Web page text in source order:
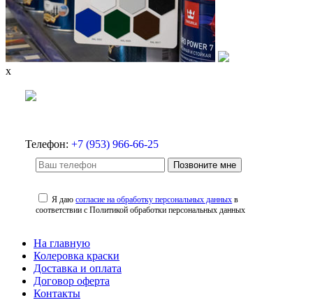
x
Телефон: +7 (953) 966-66-25
Позвоните мне
Я даюсогласие на обработку персональных данных в
соответствии с Политикой обработки персональных данных
На главную
Колеровка краски
Доставка и оплата
Договор оферта
Контакты